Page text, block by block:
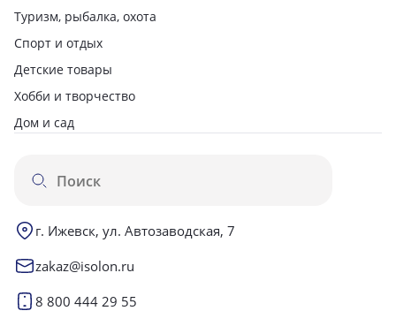
г. Ижевск, ул. Автозаводская, 7
zakaz@isolon.ru
8 800 444 29 55
Туризм, рыбалка, охота
Спорт и отдых
Детские товары
Хобби и творчество
Дом и сад